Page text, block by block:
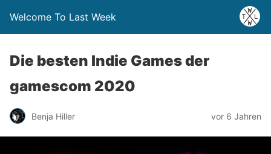
Welcome To Last Week
Die besten Indie Games der
gamescom 2020
Benja Hiller vor 6 Jahren